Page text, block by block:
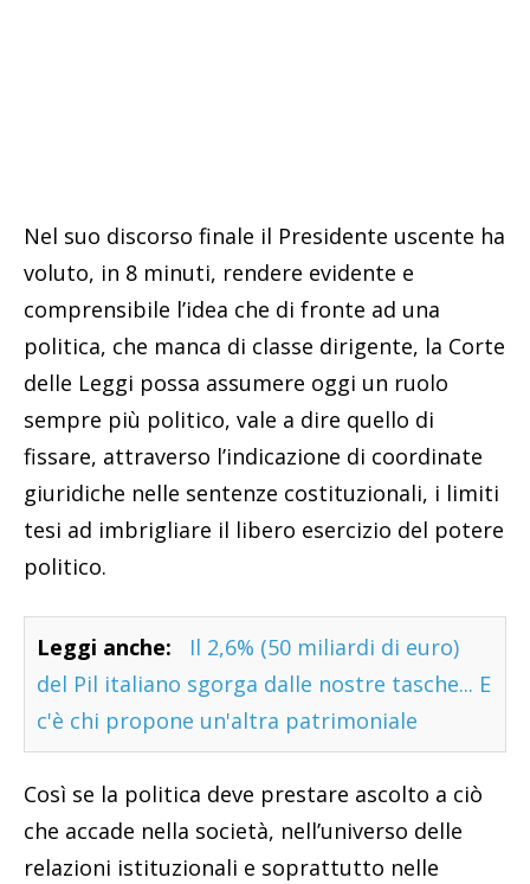
Nel suo discorso finale il Presidente uscente ha
voluto, in 8 minuti, rendere evidente e
comprensibile l’idea che di fronte ad una
politica, che manca di classe dirigente, la Corte
delle Leggi possa assumere oggi un ruolo
sempre più politico, vale a dire quello di
fissare, attraverso l’indicazione di coordinate
giuridiche nelle sentenze costituzionali, i limiti
tesi ad imbrigliare il libero esercizio del potere
politico.
Leggi anche:
Il 2,6% (50 miliardi di euro)
del Pil italiano sgorga dalle nostre tasche... E
c'è chi propone un'altra patrimoniale
Così se la politica deve prestare ascolto a ciò
che accade nella società, nell’universo delle
relazioni istituzionali e soprattutto nelle